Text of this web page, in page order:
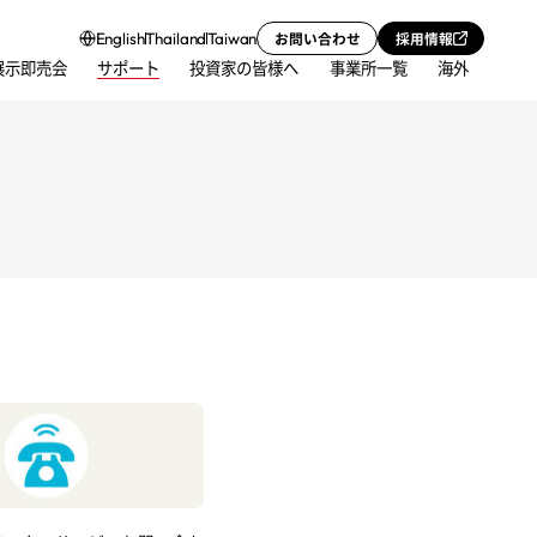
即売会 サポート 投資家の皆様へ 事業所一覧 海外
EnglishThailandTaiwan お問い合わせ 採用情報